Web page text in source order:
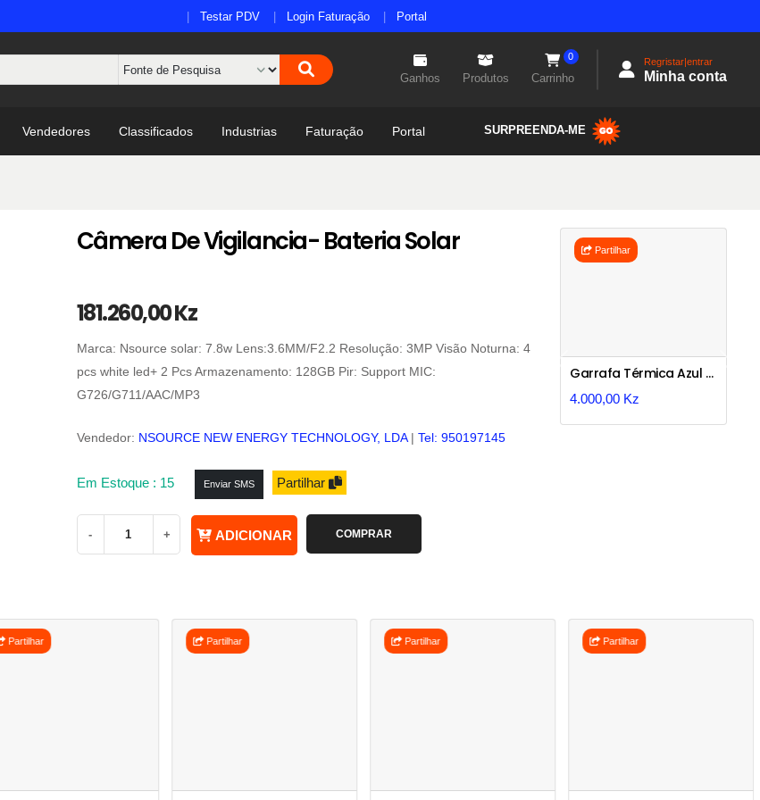
Testar PDV Login Faturação Portal
Ganhos Produtos Carrinho
0 Regristar|entrar
Minha conta
Vendedores Classificados Industrias Faturação Portal SURPREENDA-ME
Câmera De Vigilancia- Bateria Solar
181.260,00 Kz
Marca: Nsource solar: 7.8w Lens:3.6MM/F2.2 Resolução: 3MP Visão Noturna: 4
pcs white led+ 2 Pcs Armazenamento: 128GB Pir: Support MIC:
G726/G711/AAC/MP3
Vendedor: NSOURCE NEW ENERGY TECHNOLOGY, LDA| Tel: 950197145
Em Estoque : 15 Enviar SMS Partilhar
- + ADICIONAR COMPRAR
Partilhar
Garrafa Térmica Azul Com Termómetro Digital
4.000,00 Kz
Previous
Partilhar Partilhar Partilhar Partilhar